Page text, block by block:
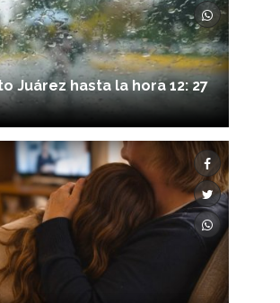
Juárez hasta la hora 12: 27